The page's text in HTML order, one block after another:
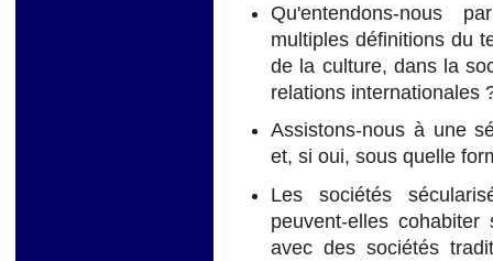
Qu'entendons-nous
multiples définitions du
de la culture, dans la
relations internationales
Assistons-nous à une
et, si oui, sous quelle
Les sociétés
peuvent-elles
avec des sociétés